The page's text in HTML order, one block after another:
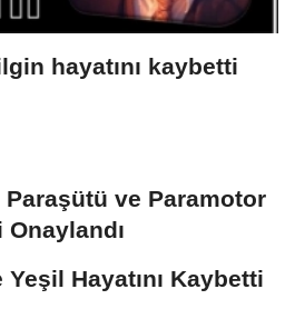
hayatını kaybetti
Paraşütü ve Paramotor
Onaylandı
Yeşil Hayatını Kaybetti